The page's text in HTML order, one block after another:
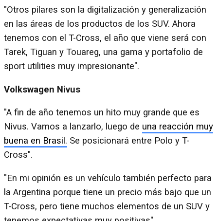
"Otros pilares son la digitalización y generalización
en las áreas de los productos de los SUV. Ahora
tenemos con el T-Cross, el año que viene será con
Tarek, Tiguan y Touareg, una gama y portafolio de
sport utilities muy impresionante".
Volkswagen Nivus
"A fin de año tenemos un hito muy grande que es
Nivus. Vamos a lanzarlo, luego de una reacción muy
buena en Brasil. Se posicionará entre Polo y T-
Cross".
"En mi opinión es un vehículo también perfecto para
la Argentina porque tiene un precio más bajo que un
T-Cross, pero tiene muchos elementos de un SUV y